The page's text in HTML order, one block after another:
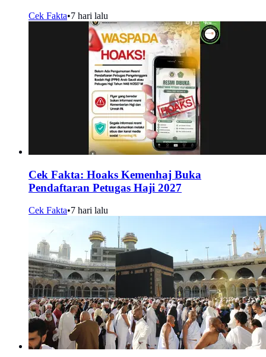
Cek Fakta•7 hari lalu
Cek Fakta: Hoaks Kemenhaj Buka
Pendaftaran Petugas Haji 2027
Cek Fakta•7 hari lalu